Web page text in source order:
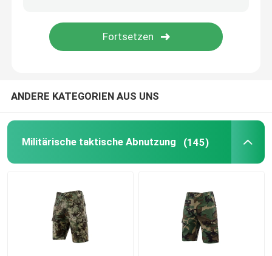
Taktische militärische Ausrüstung
EOD-Ausrüstung
Erste Hilfe-Taktische Tasche
ANDERE KATEGORIEN AUS UNS
Militärische taktische Abnutzung (145)